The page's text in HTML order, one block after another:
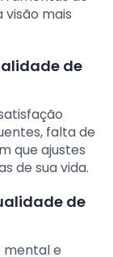
mais
de
falta de
que ajustes
de sua vida.
de
mental e